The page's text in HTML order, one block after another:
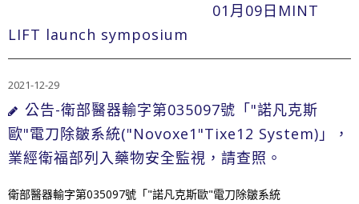
01月09日MINT
LIFT launch symposium
2021-12-29
公告-衛部醫器輸字第035097號「"諾凡克斯
歐"電刀除皺系統("Novoxe1"Tixe12 System)」，
業經衛福部列入藥物安全監視，請查照。
衛部醫器輸字第035097號「"諾凡克斯歐"電刀除皺系統